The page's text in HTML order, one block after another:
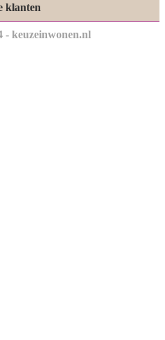
klanten
- keuzeinwonen.nl